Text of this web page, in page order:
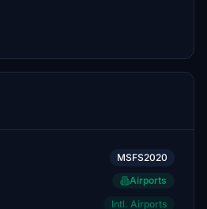
MSFS2020
Airports
Intl. Airports